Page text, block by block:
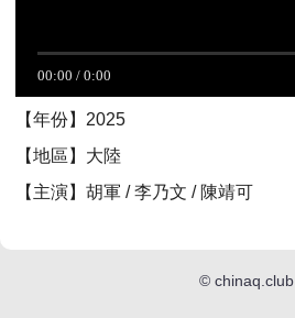
【年份】2025
【地區】大陸
【主演】胡軍 / 李乃文 / 陳靖可
© chinaq.club